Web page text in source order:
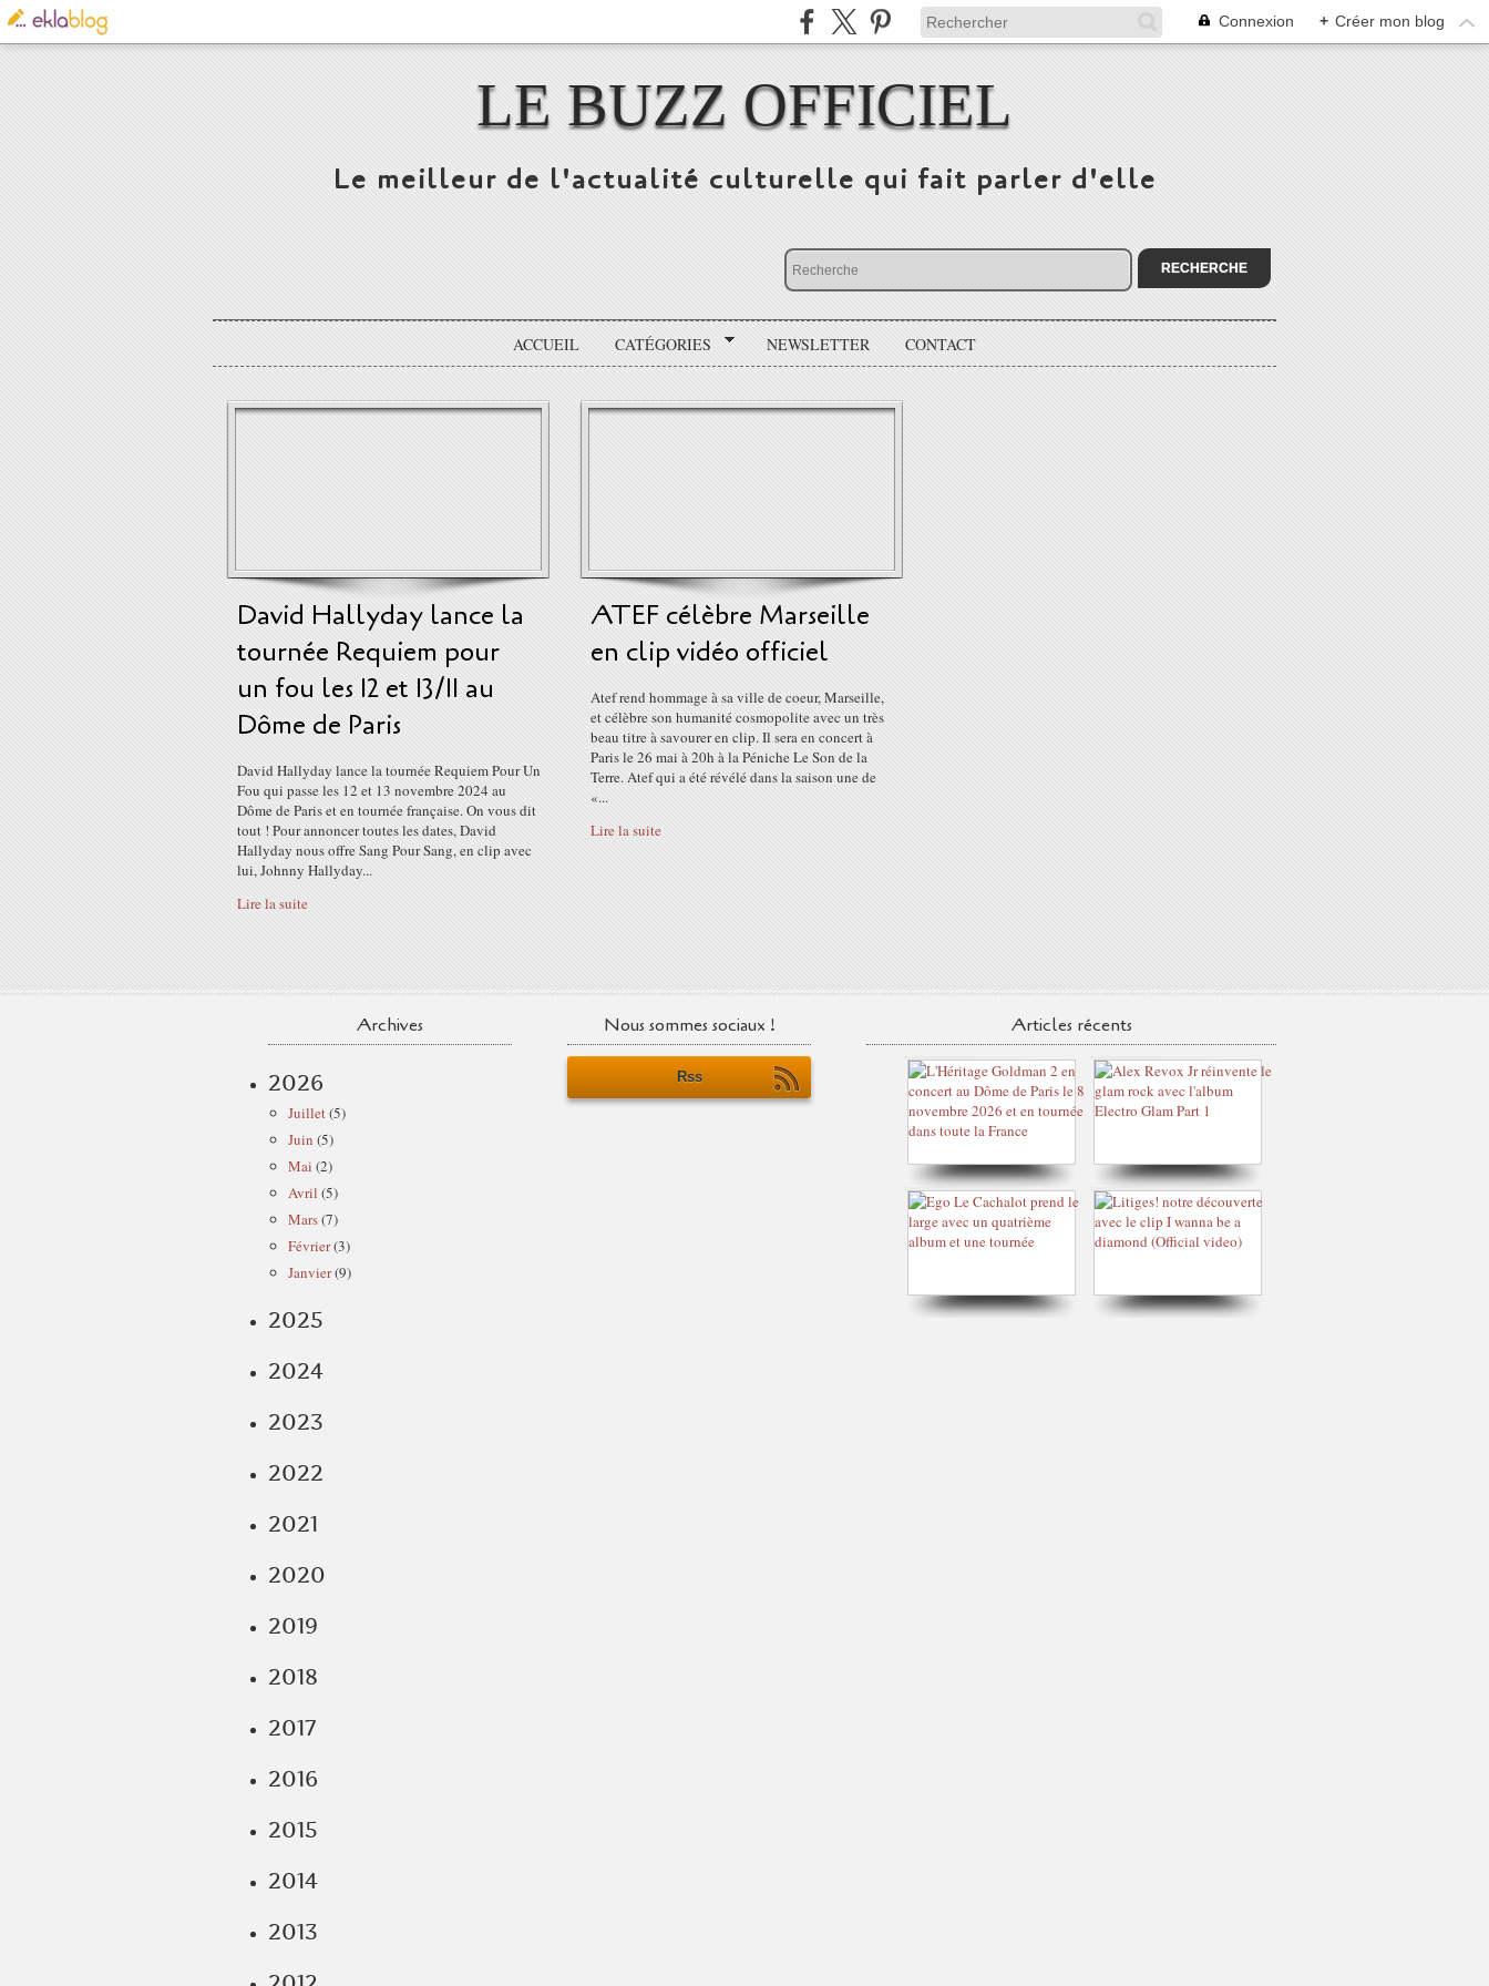
Connexion + Créer mon blog
LE BUZZ OFFICIEL
Le meilleur de l'actualité culturelle qui fait parler d'elle
ACCUEIL CATÉGORIES NEWSLETTER CONTACT
David Hallyday lance la
tournée Requiem pour
un fou les 12 et 13/11 au
Dôme de Paris
David Hallyday lance la tournée Requiem Pour Un
Fou qui passe les 12 et 13 novembre 2024 au
Dôme de Paris et en tournée française. On vous dit
tout ! Pour annoncer toutes les dates, David
Hallyday nous offre Sang Pour Sang, en clip avec
lui, Johnny Hallyday...
Lire la suite
ATEF célèbre Marseille
en clip vidéo officiel
Atef rend hommage à sa ville de coeur, Marseille,
et célèbre son humanité cosmopolite avec un très
beau titre à savourer en clip. Il sera en concert à
Paris le 26 mai à 20h à la Péniche Le Son de la
Terre. Atef qui a été révélé dans la saison une de
«...
Lire la suite
Archives
2026
Juillet(5)
Juin (5)
Mai (2)
Avril (5)
Mars(7)
Février(3)
Janvier(9)
2025
2024
2023
2022
2021
2020
2019
2018
2017
2016
2015
2014
2013
Nous sommes sociaux !
Rss
Articles récents